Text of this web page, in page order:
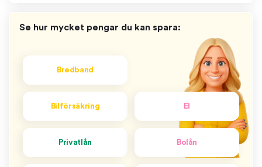
Se hur mycket pengar du kan spara:
Bredband
Bilförsäkring El
Privatlån Bolån